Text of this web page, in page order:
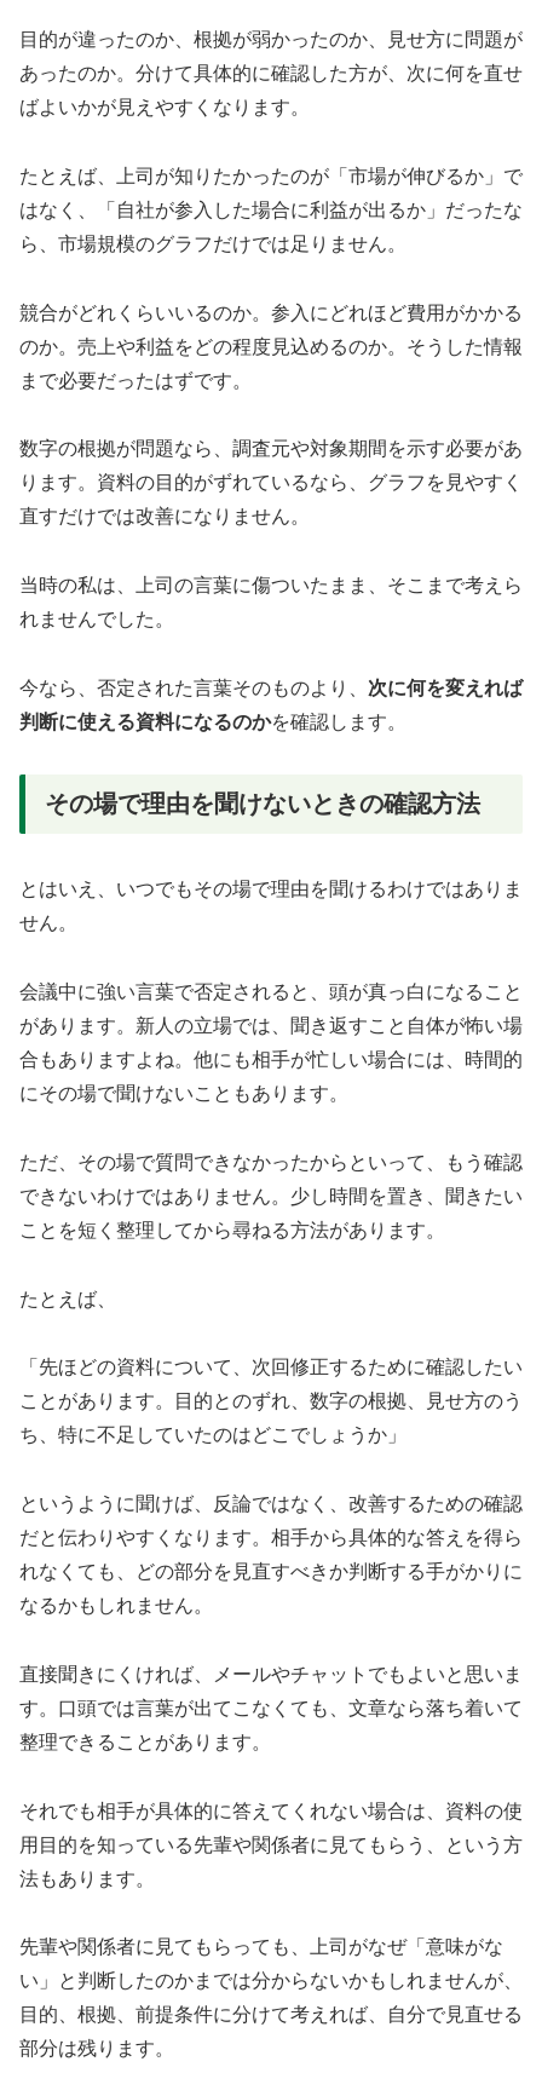
目的が違ったのか、根拠が弱かったのか、見せ方に問題が
あったのか。分けて具体的に確認した方が、次に何を直せ
ばよいかが見えやすくなります。
たとえば、上司が知りたかったのが「市場が伸びるか」で
はなく、「自社が参入した場合に利益が出るか」だったな
ら、市場規模のグラフだけでは足りません。
競合がどれくらいいるのか。参入にどれほど費用がかかる
のか。売上や利益をどの程度見込めるのか。そうした情報
まで必要だったはずです。
数字の根拠が問題なら、調査元や対象期間を示す必要があ
ります。資料の目的がずれているなら、グラフを見やすく
直すだけでは改善になりません。
当時の私は、上司の言葉に傷ついたまま、そこまで考えら
れませんでした。
今なら、否定された言葉そのものより、 次に何を変えれば
判断に使える資料になるのかを確認します。
その場で理由を聞けないときの確認方法
とはいえ、いつでもその場で理由を聞けるわけではありま
せん。
会議中に強い言葉で否定されると、頭が真っ白になること
があります。新人の立場では、聞き返すこと自体が怖い場
合もありますよね。他にも相手が忙しい場合には、時間的
にその場で聞けないこともあります。
ただ、その場で質問できなかったからといって、もう確認
できないわけではありません。少し時間を置き、聞きたい
ことを短く整理してから尋ねる方法があります。
たとえば、
「先ほどの資料について、次回修正するために確認したい
ことがあります。目的とのずれ、数字の根拠、見せ方のう
ち、特に不足していたのはどこでしょうか」
というように聞けば、反論ではなく、改善するための確認
だと伝わりやすくなります。相手から具体的な答えを得ら
れなくても、どの部分を見直すべきか判断する手がかりに
なるかもしれません。
直接聞きにくければ、メールやチャットでもよいと思いま
す。口頭では言葉が出てこなくても、文章なら落ち着いて
整理できることがあります。
それでも相手が具体的に答えてくれない場合は、資料の使
用目的を知っている先輩や関係者に見てもらう、という方
法もあります。
先輩や関係者に見てもらっても、上司がなぜ「意味がな
い」と判断したのかまでは分からないかもしれませんが、
目的、根拠、前提条件に分けて考えれば、自分で見直せる
部分は残ります。